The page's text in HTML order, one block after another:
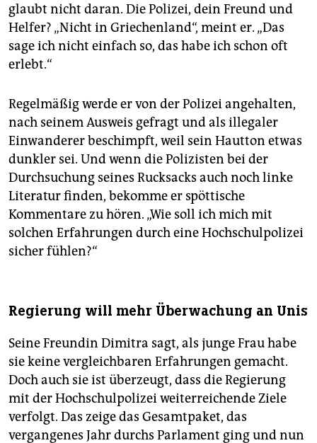
glaubt nicht daran. Die Polizei, dein Freund und
Helfer? „Nicht in Griechenland“, meint er. „Das
sage ich nicht einfach so, das habe ich schon oft
erlebt.“
Regelmäßig werde er von der Polizei angehalten,
nach seinem Ausweis gefragt und als illegaler
Einwanderer beschimpft, weil sein Hautton etwas
dunkler sei. Und wenn die Polizisten bei der
Durchsuchung seines Rucksacks auch noch linke
Literatur finden, bekomme er spöttische
Kommentare zu hören. „Wie soll ich mich mit
solchen Erfahrungen durch eine Hochschulpolizei
sicher fühlen?“
Regierung will mehr Überwachung an Unis
Seine Freundin Dimitra sagt, als junge Frau habe
sie keine vergleichbaren Erfahrungen gemacht.
Doch auch sie ist überzeugt, dass die Regierung
mit der Hochschulpolizei weiterreichende Ziele
verfolgt. Das zeige das Gesamtpaket, das
vergangenes Jahr durchs Parlament ging und nun